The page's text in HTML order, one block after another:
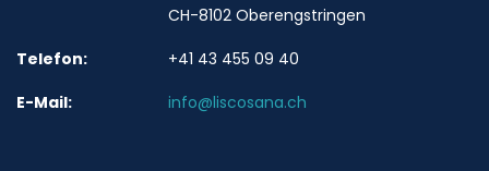
CH-8102 Oberengstringen
Telefon:
+41 43 455 09 40
E-Mail:
info@liscosana.ch